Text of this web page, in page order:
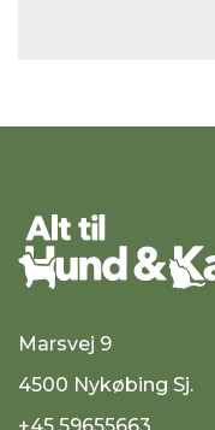
Marsvej 9
4500 Nykøbing Sj.